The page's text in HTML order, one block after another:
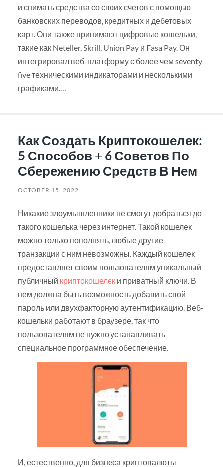
и снимать средства со своих счетов с помощью
банковских переводов, кредитных и дебетовых
карт. Они также принимают цифровые кошельки,
такие как Neteller, Skrill, Union Pay и Fasa Pay. Он
интегрировал веб-платформу с более чем seventy
five техническими индикаторами и несколькими
графиками.…
Как Создать Криптокошелек:
5 Способов + 6 Советов По
Сбережению Средств В Нем
OCTOBER 15, 2022
Никакие злоумышленники не смогут добраться до
такого кошелька через интернет. Такой кошелек
можно только пополнять, любые другие
транзакции с ним невозможны. Каждый кошелек
предоставляет своим пользователям уникальный
публичный криптокошелеки приватный ключи. В
нем должна быть возможность добавить свой
пароль или двухфакторную аутентификацию. Веб-
кошельки работают в браузере, так что
пользователям не нужно устанавливать
специальное программное обеспечение.
И, естественно, для бизнеса криптовалюты